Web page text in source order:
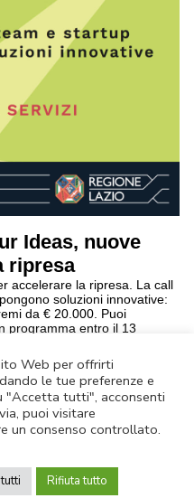
Web per offrirti
le tue preferenze e
"Accetta tutti", acconsenti
puoi visitare
un consenso controllato.
Rifiuta tutto
Ideas, nuove
ripresa
accelerare la ripresa. La call
soluzioni innovative:
da € 20.000. Puoi
programma entro il 13
Privacy Policy
Contatta Lazio Innova
9 – 00184 Roma – Tel.
05950941004